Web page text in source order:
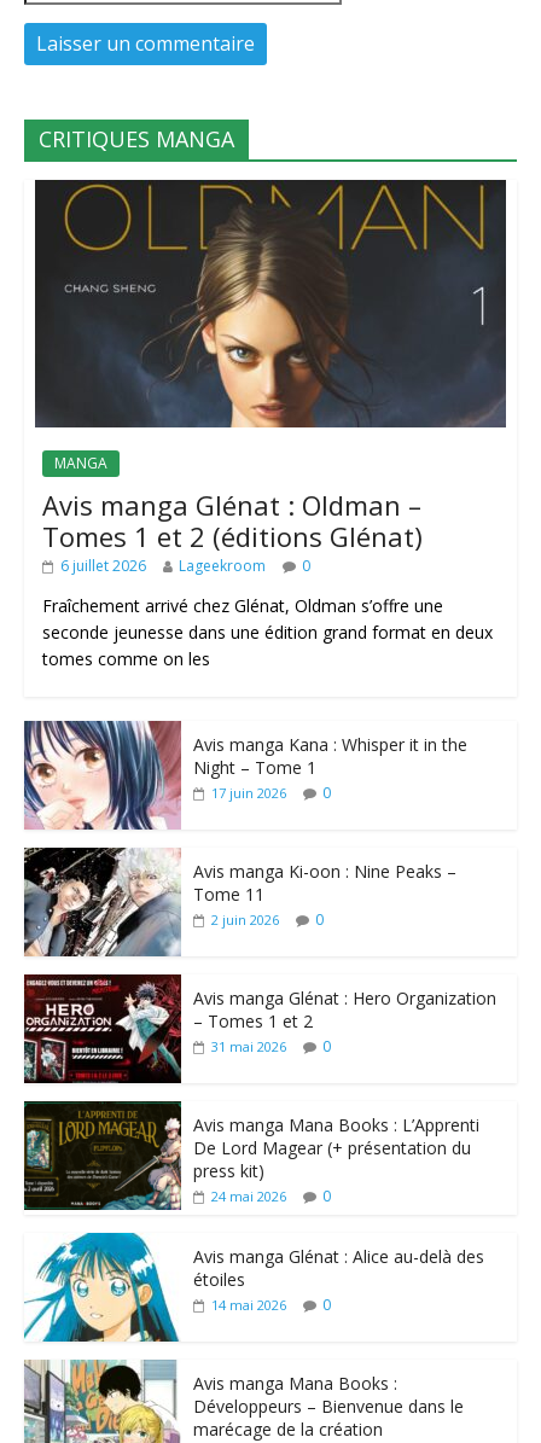
CRITIQUES MANGA
MANGA
Avis manga Glénat : Oldman –
Tomes 1 et 2 (éditions Glénat)
6 juillet 2026 Lageekroom 0
Fraîchement arrivé chez Glénat, Oldman s’offre une
seconde jeunesse dans une édition grand format en deux
tomes comme on les
Avis manga Kana : Whisper it in the
Night – Tome 1
17 juin 2026 0
Avis manga Ki-oon : Nine Peaks –
Tome 11
2 juin 2026 0
Avis manga Glénat : Hero Organization
– Tomes 1 et 2
31 mai 2026 0
Avis manga Mana Books : L’Apprenti
De Lord Magear (+ présentation du
press kit)
24 mai 2026 0
Avis manga Glénat : Alice au-delà des
étoiles
14 mai 2026 0
Avis manga Mana Books :
Développeurs – Bienvenue dans le
marécage de la création